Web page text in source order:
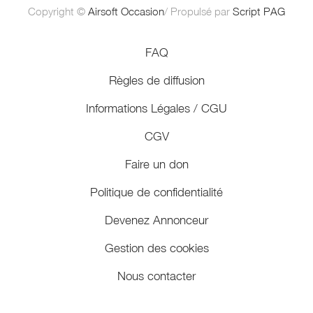
Copyright © Airsoft Occasion/ Propulsé par Script PAG
FAQ
Règles de diffusion
Informations Légales / CGU
CGV
Faire un don
Politique de confidentialité
Devenez Annonceur
Gestion des cookies
Nous contacter